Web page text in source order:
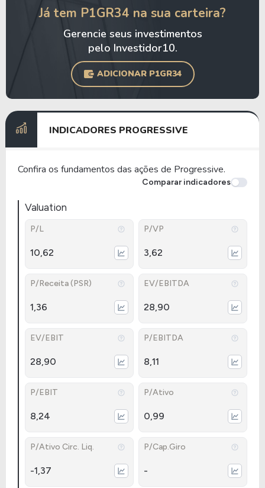
Já tem P1GR34 na sua carteira?
Gerencie seus investimentos
pelo Investidor10.
ADICIONAR P1GR34
INDICADORES PROGRESSIVE
Confira os fundamentos das ações de Progressive.
Comparar indicadores
Valuation
P/L
10,62
P/VP
3,62
P/Receita (PSR)
1,36
EV/EBITDA
28,90
EV/EBIT
28,90
P/EBITDA
8,11
P/EBIT
8,24
P/Ativo
0,99
P/Ativo Circ. Liq.
-1,37
P/Cap.Giro
-